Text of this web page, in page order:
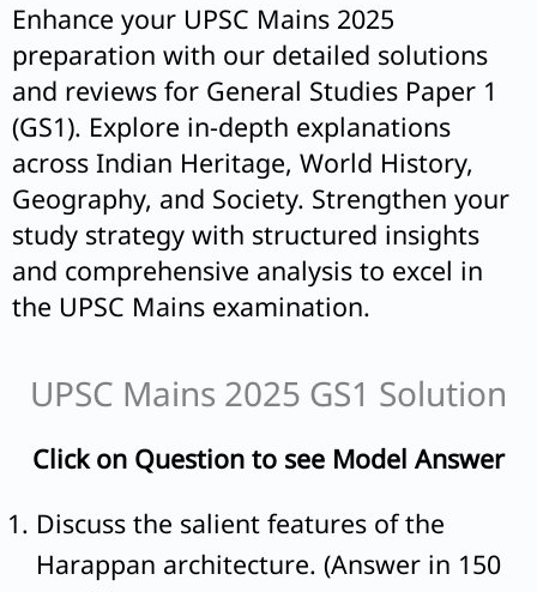
Enhance your UPSC Mains 2025
preparation with our detailed solutions
and reviews for General Studies Paper 1
(GS1). Explore in-depth explanations
across Indian Heritage, World History,
Geography, and Society. Strengthen your
study strategy with structured insights
and comprehensive analysis to excel in
the UPSC Mains examination.
UPSC Mains 2025 GS1 Solution
Click on Question to see Model Answer
Discuss the salient features of the
Harappan architecture. (Answer in 150